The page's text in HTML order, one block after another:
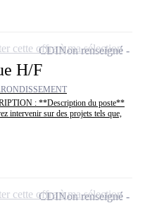
H/F
: **Description du poste**
intervenir sur des projets tels que,
CDINon renseigné
cette offre à ma sélection
CDINon renseigné
cette offre à ma sélection